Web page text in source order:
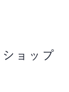
ョップ